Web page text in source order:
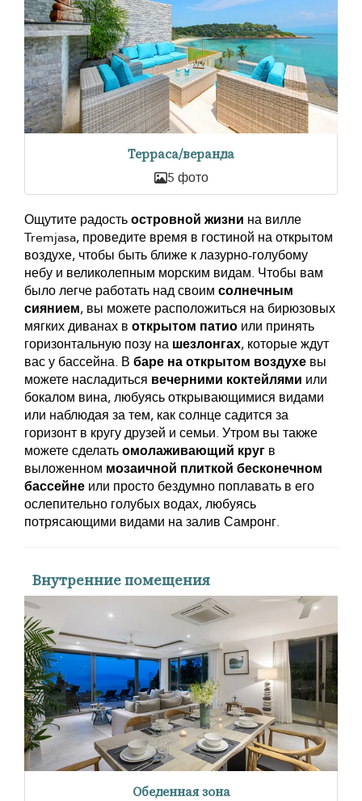
Терраса/веранда
5 фото
Ощутите радостьостровной жизни на вилле
Tremjasa, проведите время в гостиной на открытом
воздухе, чтобы быть ближе к лазурно-голубому
небу и великолепным морским видам. Чтобы вам
было легче работать над своим солнечным
сиянием, вы можете расположиться на бирюзовых
мягких диванах в открытом патио или принять
горизонтальную позу на шезлонгах, которые ждут
вас у бассейна. В баре на открытом воздухе вы
можете насладиться вечерними коктейлями или
бокалом вина, любуясь открывающимися видами
или наблюдая за тем, как солнце садится за
горизонт в кругу друзей и семьи. Утром вы также
можете сделатьомолаживающий круг в
выложенном мозаичной плиткой бесконечном
бассейне или просто бездумно поплавать в его
ослепительно голубых водах, любуясь
потрясающими видами на залив Самронг.
Внутренние помещения
Обеденная зона